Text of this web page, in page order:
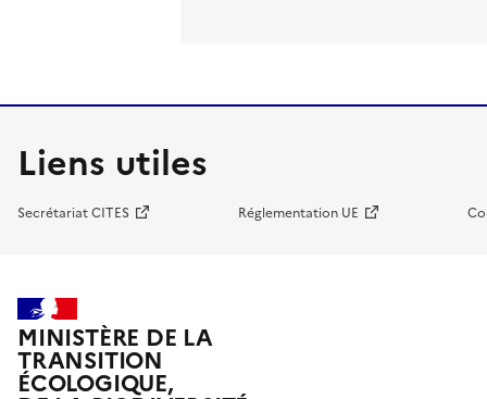
Liens utiles
Secrétariat CITES Réglementation UE
MINISTÈRE DE LA
TRANSITION
ÉCOLOGIQUE,